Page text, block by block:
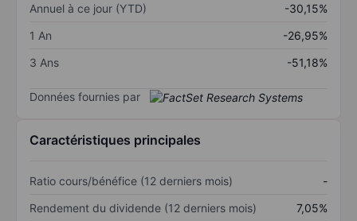
Annuel à ce jour (YTD)
-30,15%
1 An
-26,95%
3 Ans
-51,18%
Données fournies par
Caractéristiques principales
Ratio cours/bénéfice (12 derniers mois)
-
Rendement du dividende (12 derniers mois)
7,05%